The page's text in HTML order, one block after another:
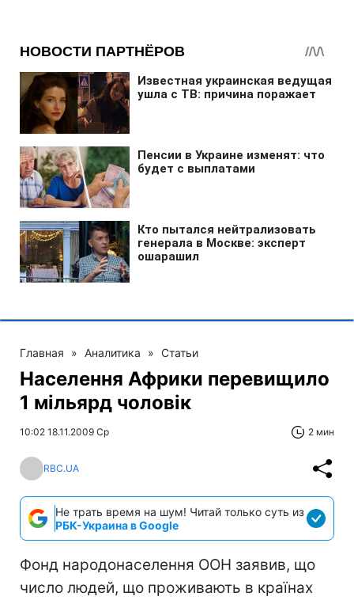
Главная » Аналитика » Статьи
Населення Африки перевищило
1 мільярд чоловік
10:02 18.11.2009 Ср 2 мин
RBC.UA
Не трать время на шум! Читай только суть из
РБК-Украина в Google
Фонд народонаселення ООН заявив, що
число людей, що проживають в країнах